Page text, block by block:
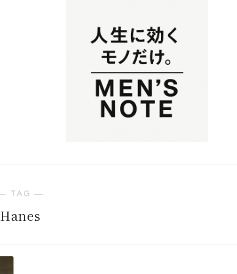
TAG ―
Hanes